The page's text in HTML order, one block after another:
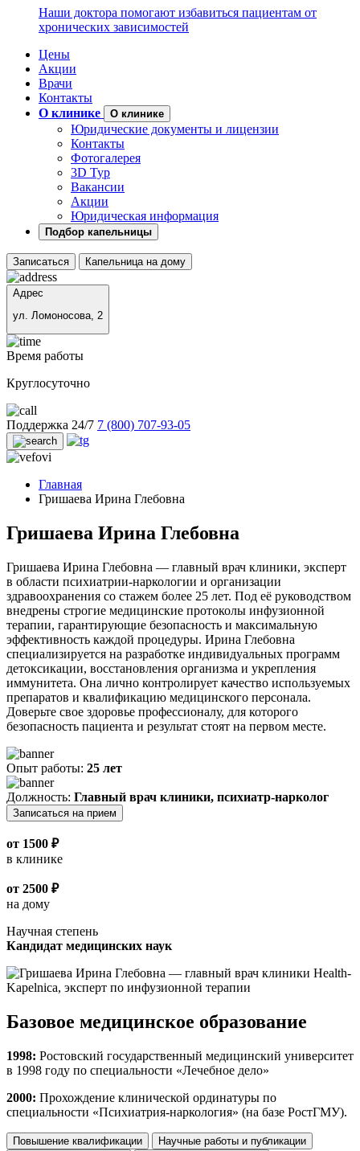
Наши доктора помогают избавиться пациентам от
хронических зависимостей
Цены
Акции
Врачи
Контакты
О клинике
О клинике
Юридические документы и лицензии
Контакты
Фотогалерея
3D Тур
Вакансии
Акции
Юридическая информация
Подбор капельницы
Записаться Капельница на дому
Адрес
ул. Ломоносова, 2
Время работы
Круглосуточно
Поддержка 24/7 7 (800) 707-93-05
Главная
Гришаева Ирина Глебовна
Гришаева Ирина Глебовна
Гришаева Ирина Глебовна — главный врач клиники, эксперт
в области психиатрии-наркологии и организации
здравоохранения со стажем более 25 лет. Под её руководством
внедрены строгие медицинские протоколы инфузионной
терапии, гарантирующие безопасность и максимальную
эффективность каждой процедуры. Ирина Глебовна
специализируется на разработке индивидуальных программ
детоксикации, восстановления организма и укрепления
иммунитета. Она лично контролирует качество используемых
препаратов и квалификацию медицинского персонала.
Доверьте свое здоровье профессионалу, для которого
безопасность пациента и результат стоят на первом месте.
Опыт работы: 25 лет
Должность: Главный врач клиники, психиатр-нарколог
Записаться на прием
от 1500 ₽
в клинике
от 2500 ₽
на дому
Научная степень
Кандидат медицинских наук
Базовое медицинское образование
1998: Ростовский государственный медицинский университет
в 1998 году по специальности «Лечебное дело»
2000: Прохождение клинической ординатуры по
специальности «Психиатрия-наркология» (на базе РостГМУ).
Повышение квалификации
Научные работы и публикации